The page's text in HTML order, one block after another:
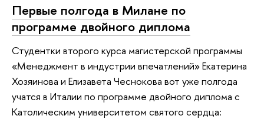
Первые полгода в Милане по
программе двойного диплома
Студентки второго курса магистерской программы
«Менеджмент в индустрии впечатлений» Екатерина
Хозяинова и Елизавета Чеснокова вот уже полгода
учатся в Италии по программе двойного диплома с
Католическим университетом святого сердца: